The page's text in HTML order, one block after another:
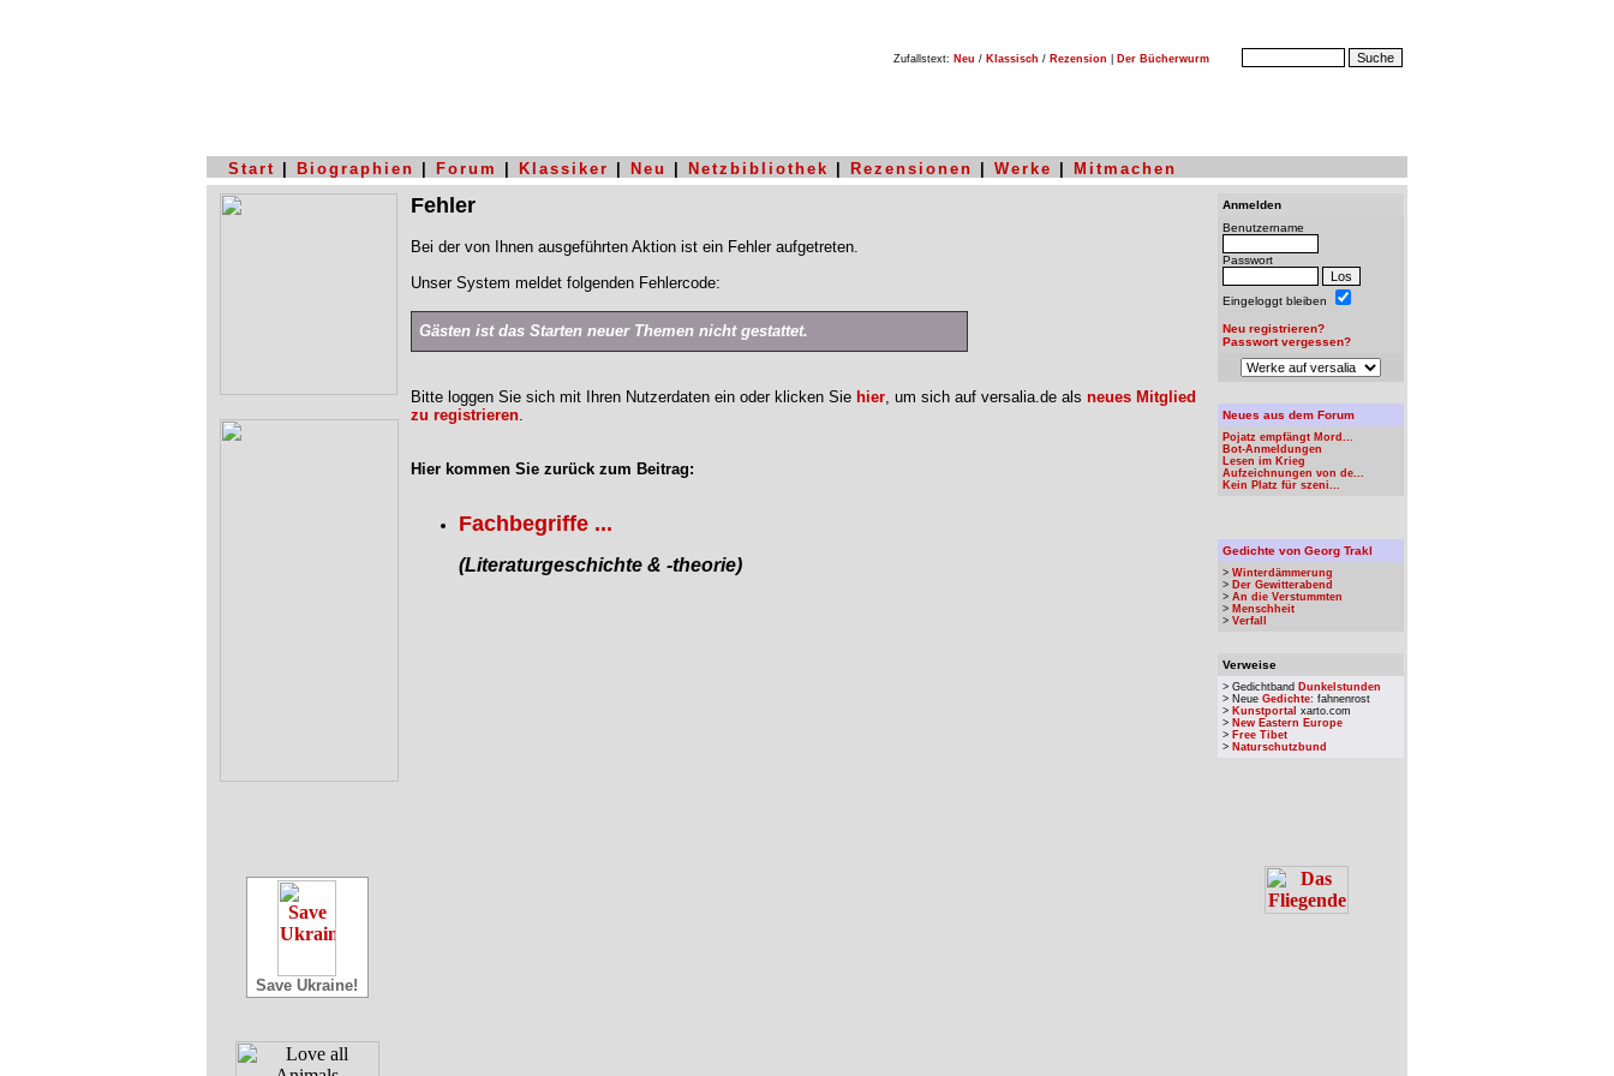
Zufallstext: Neu / Klassisch / Rezension Der Bücherwurm
Start Biographien Forum Klassiker Neu Netzbibliothek Rezensionen Werke Mitmachen
Save Ukraine!
Fehler
Bei der von Ihnen ausgeführten Aktion ist ein Fehler aufgetreten.
Unser System meldet folgenden Fehlercode:
Gästen ist das Starten neuer Themen nicht gestattet.
Bitte loggen Sie sich mit Ihren Nutzerdaten ein oder klicken Sie hier, um sich auf versalia.de als neues Mitglied
zu registrieren.
Hier kommen Sie zurück zum Beitrag:
Fachbegriffe ...
(Literaturgeschichte & -theorie)
Anmelden
Benutzername
Passwort
Eingeloggt bleiben
Neu registrieren?
Passwort vergessen?
Neues aus dem Forum
Pojatz empfängt Mord...
Bot-Anmeldungen
Lesen im Krieg
Aufzeichnungen von de...
Kein Platz für szeni...
Gedichte von Georg Trakl
> Winterdämmerung
> Der Gewitterabend
> An die Verstummten
> Menschheit
> Verfall
Verweise
> Gedichtband Dunkelstunden
> Neue Gedichte: fahnenrost
> Kunstportal xarto.com
> New Eastern Europe
> Free Tibet
> Naturschutzbund